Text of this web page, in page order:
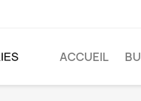
ACCUEIL